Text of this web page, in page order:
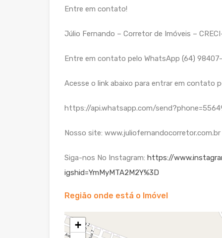
Entre em contato!
Júlio Fernando – Corretor de Imóveis –
Entre em contato pelo WhatsApp (64)
Acesse o link abaixo para entrar em contato
https://api.whatsapp.com/
Nosso site: www.juliofernandocorretor.com.br
Siga-nos No Instagram: https://
igshid=YmMyMTA2M2Y%3D
Região onde está o Imóvel
+